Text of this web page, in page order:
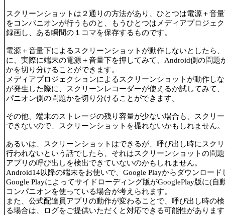
スクリーンショットは２通りの方法があり、ひとつは電源＋音
をコンパニオンが行うものと、もうひとつはメディアプロジェ
録画し、ある瞬間の１コマを保存するものです。
電源＋音量下によるスクリーンショットが動作しないとしたら
に、実際に端末の電源＋音量下を押してみて、Android側の問題
かを切り分けることができます。
メディアプロジェクションによるスクリーンショットが動作し
が発生した際に、スクリーンレコーダーが使えるか試してみて
パニオン側の問題かを切り分けることができます。
その他、端末のストレージの残り容量が少ない場合も、スクリ
できないので、スクリーンショットを撮れないかもしれません。
あるいは、スクリーンショットはできるが、呼び出し時にスク
行われないという話でしたら、それはスクリーンショットの問
アプリの呼び出しを検出できていないのかもしれません。
Android14以降の端末をお使いで、Google Playからダウンロー
Google Playによってサイドローディング版がGooglePlay版に(自
コンパニオンを使っている場合が考えられます。
また、公式配達員アプリの動作が変わることで、呼び出し時の
る場合は、ログをご提供いただくと対応できる可能性がありま